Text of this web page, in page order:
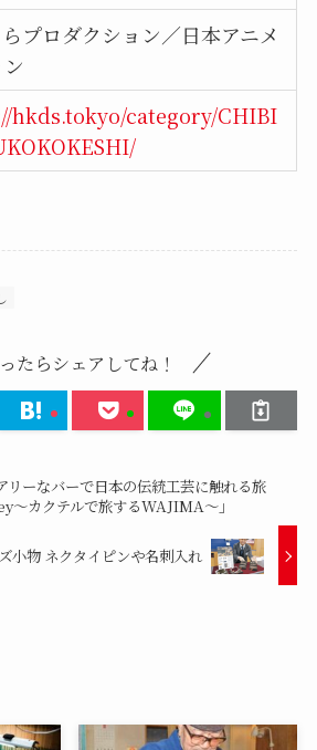
プロダクション／日本アニメ
hkds.tokyo/category/CHIBI
たらシェアしてね！
リーなバーで日本の伝統工芸に触れる旅
～カクテルで旅するWAJIMA～」
小物 ネクタイピンや名刺入れ